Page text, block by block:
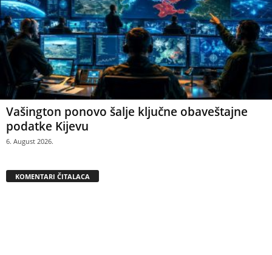
Vašington ponovo šalje ključne obaveštajne
podatke Kijevu
6. August 2026.
KOMENTARI ČITALACA